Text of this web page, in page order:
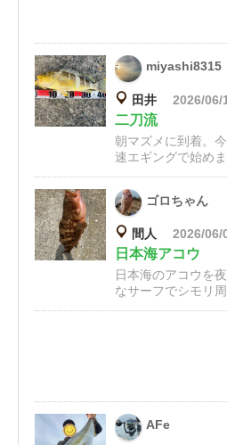
miyashi8315
田井 2026/06/
二刀流
朝マズメに到着。
速エギングで始め
ゴロちゃん
間人 2026/06/
日本海アコウ
日本海のアコウを
なサーフでシモリ
AFe